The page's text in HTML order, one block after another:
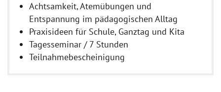
Achtsamkeit, Atemübungen und
Entspannung im pädagogischen Alltag
Praxisideen für Schule, Ganztag und Kita
Tagesseminar / 7 Stunden
Teilnahmebescheinigung